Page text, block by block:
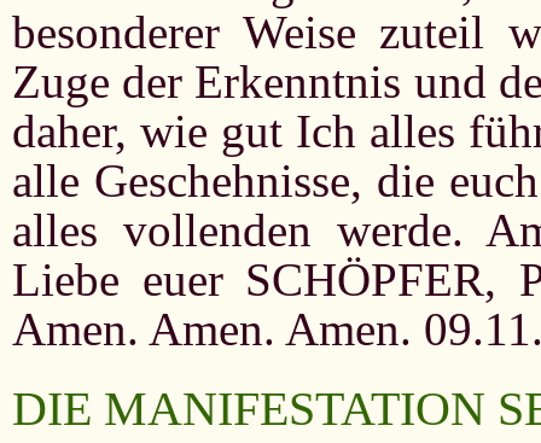
besonderer Weise zuteil
Zuge der Erkenntnis und
daher, wie gut Ich alles
alle Geschehnisse, die
alles vollenden werde.
Liebe euer SCHÖPFER,
Amen. Amen. Amen.
DIE MANIFESTATION